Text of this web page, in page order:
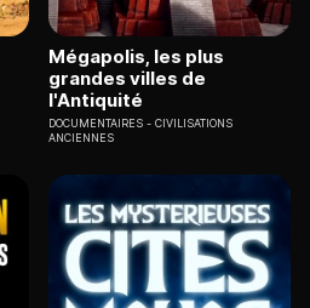
Mégapolis, les plus
grandes villes de
l'Antiquité
DOCUMENTAIRES
CIVILISATIONS
ANCIENNES